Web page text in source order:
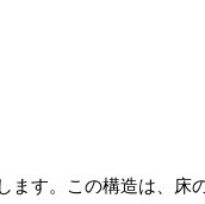
ます。この構造は、床